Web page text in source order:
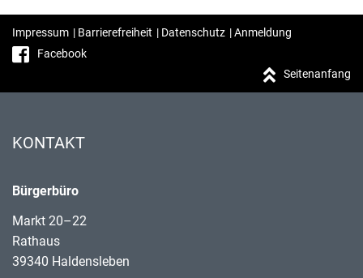
Impressum | Barrierefreiheit | Datenschutz |Anmeldung
Facebook
Seitenanfang
KONTAKT
Bürgerbüro
Markt 20–22
Rathaus
39340 Haldensleben